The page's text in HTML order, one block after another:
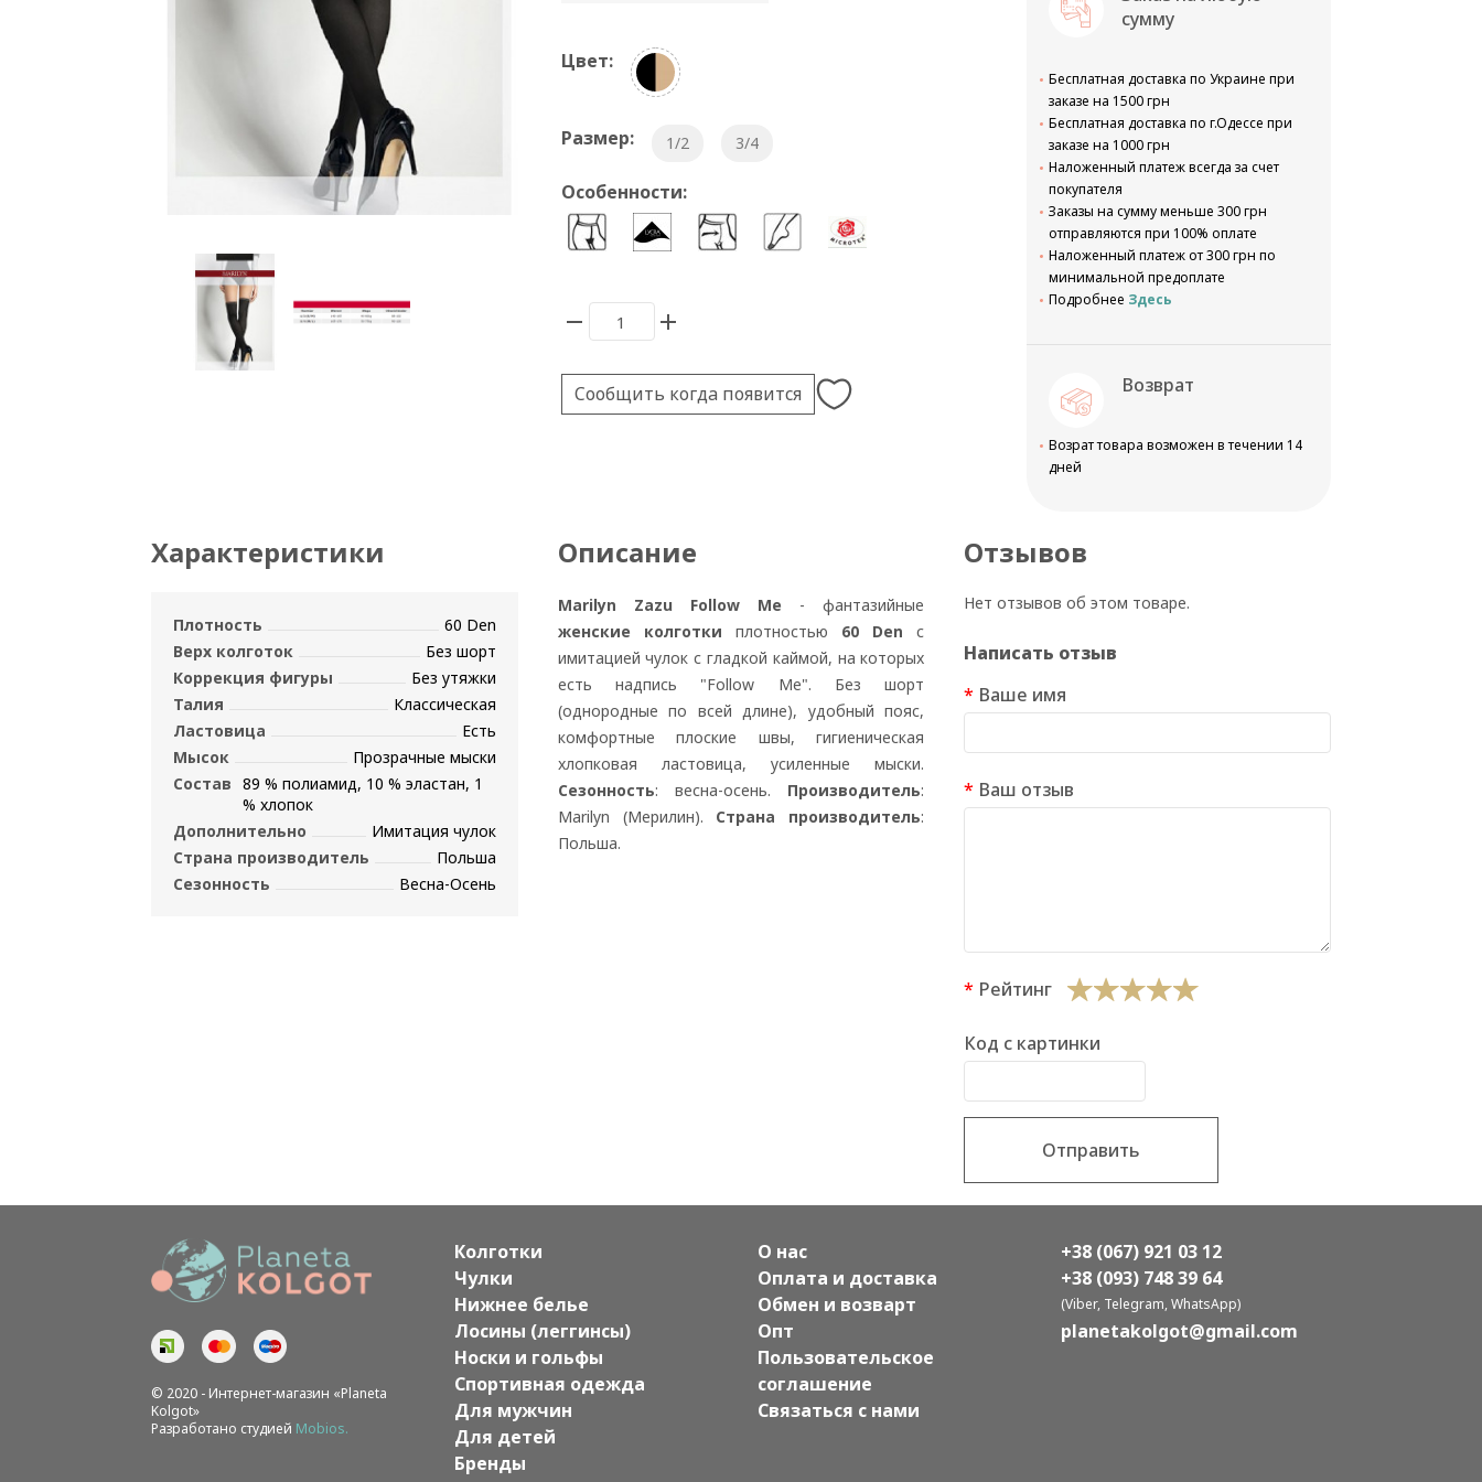
Цвет:
Размер: 1/2 3/4
Особенности:
Сообщить когда появится
сумму
Бесплатная доставка по Украине при
заказе на 1500 грн
Бесплатная доставка по г.Одессе при
заказе на 1000 грн
Наложенный платеж всегда за счет
покупателя
Заказы на сумму меньше 300 грн
отправляются при 100% оплате
Наложенный платеж от 300 грн по
минимальной предоплате
Подробнее Здесь
Возврат
Возрат товара возможен в течении 14
дней
Характеристики
Плотность
60 Den
Верх колготок
Без шорт
Коррекция фигуры
Без утяжки
Талия
Классическая
Ластовица
Есть
Мысок
Прозрачные мыски
Состав 89 % полиамид, 10 % эластан, 1
% хлопок
Дополнительно
Имитация чулок
Страна производитель
Польша
Сезонность
Весна-Осень
Описание
Marilyn Zazu Follow Me - фантазийные
женские колготки плотностью 60 Den с
имитацией чулок с гладкой каймой, на которых
есть надпись "Follow Me". Без шорт
(однородные по всей длине), удобный пояс,
комфортные плоские швы, гигиеническая
хлопковая ластовица, усиленные мыски.
Сезонность: весна-осень. Производитель:
Marilyn (Мерилин). Страна производитель:
Польша.
Отзывов
Нет отзывов об этом товаре.
Написать отзыв
Ваше имя
Ваш отзыв
Рейтинг
Код с картинки
Отправить
© 2020 - Интернет-магазин «Planeta
Kolgot»
Разработано студией Mobios.
Колготки
Чулки
Нижнее белье
Лосины (леггинсы)
Носки и гольфы
Спортивная одежда
Для мужчин
Для детей
Бренды
О нас
Оплата и доставка
Обмен и возварт
Опт
Пользовательское
соглашение
Связаться с нами
+38 (067) 921 03 12
+38 (093) 748 39 64
(Viber, Telegram, WhatsApp)
planetakolgot@gmail.com